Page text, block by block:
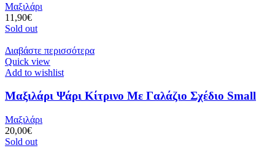
Μαξιλάρι
11,90€
Sold out
Διαβάστε περισσότερα
Quick view
Add to wishlist
Μαξιλάρι Ψάρι Κίτρινο Με Γαλάζιο Σχέδιο Small
Μαξιλάρι
20,00€
Sold out